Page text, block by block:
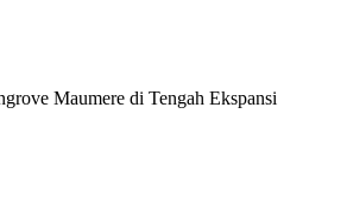
Maumere di Tengah Ekspansi